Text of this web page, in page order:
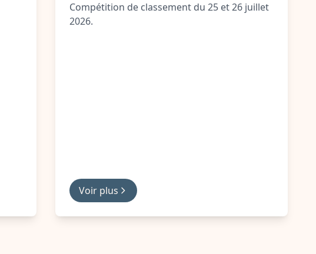
Compétition de classement du 25 et 26 juillet
2026.
Voir plus